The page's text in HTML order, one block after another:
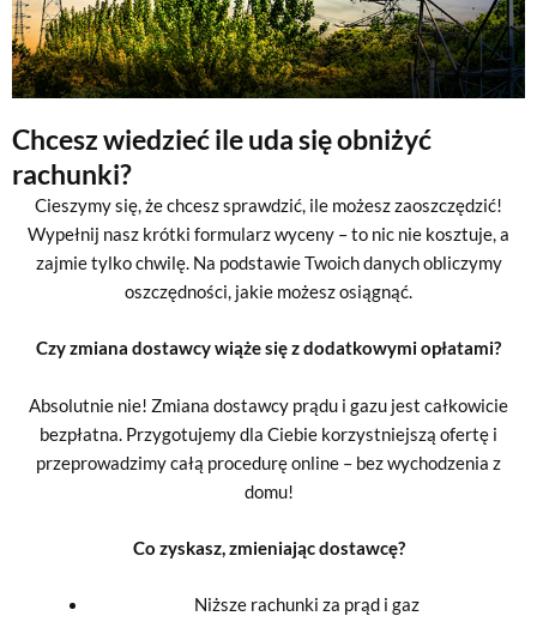
Chcesz wiedzieć ile uda się obniżyć
rachunki?
Cieszymy się, że chcesz sprawdzić, ile możesz zaoszczędzić!
Wypełnij nasz krótki formularz wyceny – to nic nie kosztuje, a
zajmie tylko chwilę. Na podstawie Twoich danych obliczymy
oszczędności, jakie możesz osiągnąć.
Czy zmiana dostawcy wiąże się z dodatkowymi opłatami?
Absolutnie nie! Zmiana dostawcy prądu i gazu jest całkowicie
bezpłatna. Przygotujemy dla Ciebie korzystniejszą ofertę i
przeprowadzimy całą procedurę online – bez wychodzenia z
domu!
Co zyskasz, zmieniając dostawcę?
Niższe rachunki za prąd i gaz